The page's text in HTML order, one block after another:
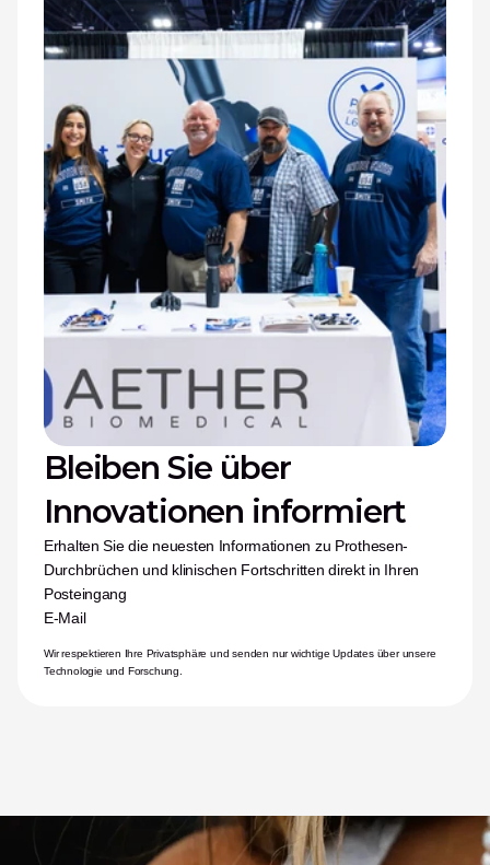
Bleiben Sie über
Innovationen informiert
Erhalten Sie die neuesten Informationen zu Prothesen-
Durchbrüchen und klinischen Fortschritten direkt in Ihren
Posteingang
E-Mail
Wir respektieren Ihre Privatsphäre und senden nur wichtige Updates über unsere
Technologie und Forschung.